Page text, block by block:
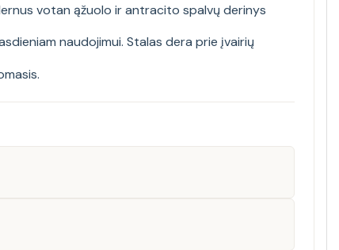
votan ąžuolo ir antracito spalvų derinys
naudojimui. Stalas dera prie įvairių
.